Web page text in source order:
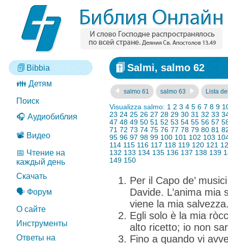
Bibbia
👪 Детям
Поиск
🎧 Аудиобиблия
📽️ Видео
📅 Чтение на
каждый день
Скачать
🗣️ Форум
О сайте
Инструменты
Ответы на
Salmi, salmo 62
salmo 61 salmo 63 Lista
Visualizza salmo: 1 2 3 4 5 6 7 8 9
23 24 25 26 27 28 29 30 31 32 33
47 48 49 50 51 52 53 54 55 56 57
71 72 73 74 75 76 77 78 79 80 81
95 96 97 98 99 100 101 102 103
114 115 116 117 118 119 120 121
132 133 134 135 136 137 138 139
149 150
Per il Capo de’
Davide. L’anima mia
viene la mia
Egli solo è la mia
alto ricetto; io non
Fino a quando vi